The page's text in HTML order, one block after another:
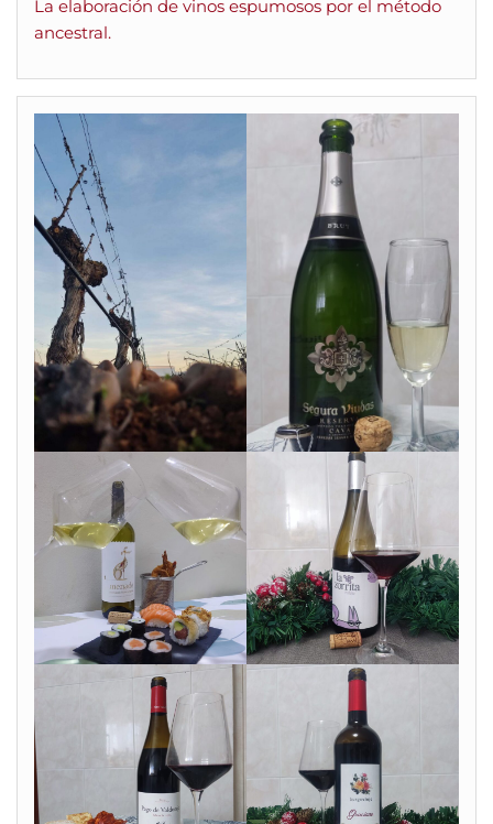
La elaboración de vinos espumosos por el método
ancestral.